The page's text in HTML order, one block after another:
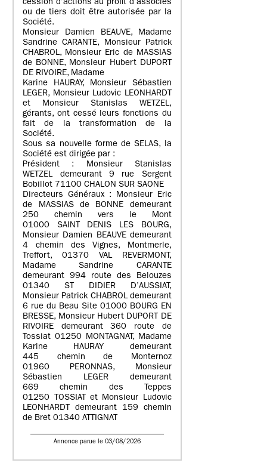
cession d’actions au profit d’associés
ou de tiers doit être autorisée par la
Société.
Monsieur Damien BEAUVE, Madame
Sandrine CARANTE, Monsieur Patrick
CHABROL, Monsieur Eric de MASSIAS
de BONNE, Monsieur Hubert DUPORT
DE RIVOIRE, Madame
Karine HAURAY, Monsieur Sébastien
LEGER, Monsieur Ludovic LEONHARDT
et Monsieur Stanislas WETZEL,
gérants, ont cessé leurs fonctions du
fait de la transformation de la
Société.
Sous sa nouvelle forme de SELAS, la
Société est dirigée par :
Président : Monsieur Stanislas
WETZEL demeurant 9 rue Sergent
Bobillot 71100 CHALON SUR SAONE
Directeurs Généraux : Monsieur Eric
de MASSIAS de BONNE demeurant
250 chemin vers le Mont
01000 SAINT DENIS LES BOURG,
Monsieur Damien BEAUVE demeurant
4 chemin des Vignes, Montmerle,
Treffort, 01370 VAL REVERMONT,
Madame Sandrine CARANTE
demeurant 994 route des Belouzes
01340 ST DIDIER D’AUSSIAT,
Monsieur Patrick CHABROL demeurant
6 rue du Beau Site 01000 BOURG EN
BRESSE, Monsieur Hubert DUPORT DE
RIVOIRE demeurant 360 route de
Tossiat 01250 MONTAGNAT, Madame
Karine HAURAY demeurant
445 chemin de Monternoz
01960 PERONNAS, Monsieur
Sébastien LEGER demeurant
669 chemin des Teppes
01250 TOSSIAT et Monsieur Ludovic
LEONHARDT demeurant 159 chemin
de Bret 01340 ATTIGNAT
Annonce parue le 03/08/2026